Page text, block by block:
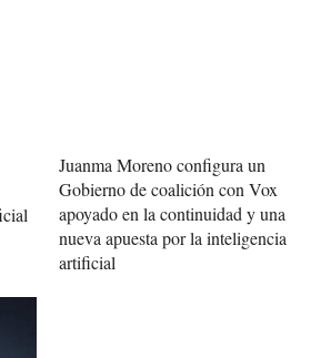
Juanma Moreno configura un
Gobierno de coalición con Vox
apoyado en la continuidad y una
nueva apuesta por la inteligencia
artificial